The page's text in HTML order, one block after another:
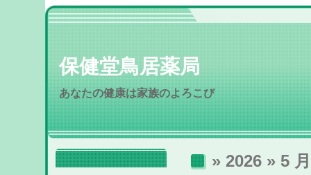
保健堂鳥居薬局
あなたの健康は家族のよろこび
» 2026 » 5 月